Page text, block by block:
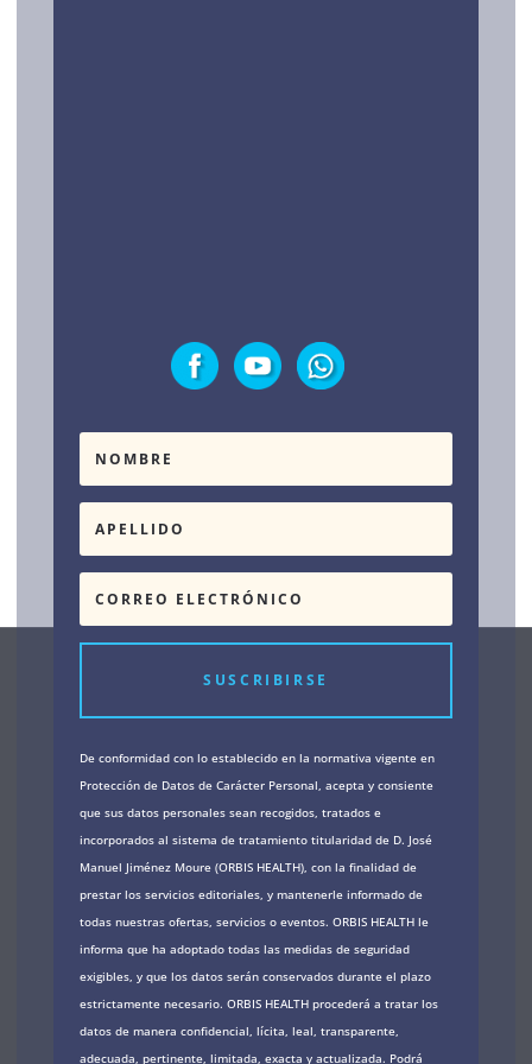
SUSCRIBIRSE
De conformidad con lo establecido en la normativa vigente en
Protección de Datos de Carácter Personal, acepta y consiente
que sus datos personales sean recogidos, tratados e
incorporados al sistema de tratamiento titularidad de D. José
Manuel Jiménez Moure (ORBIS HEALTH), con la finalidad de
prestar los servicios editoriales, y mantenerle informado de
todas nuestras ofertas, servicios o eventos. ORBIS HEALTH le
informa que ha adoptado todas las medidas de seguridad
exigibles, y que los datos serán conservados durante el plazo
estrictamente necesario. ORBIS HEALTH procederá a tratar los
datos de manera confidencial, lícita, leal, transparente,
adecuada, pertinente, limitada, exacta y actualizada. Podrá